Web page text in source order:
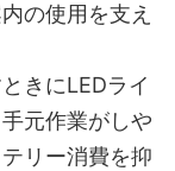
の使用を支え
きにLEDライ
元作業がしや
リー消費を抑